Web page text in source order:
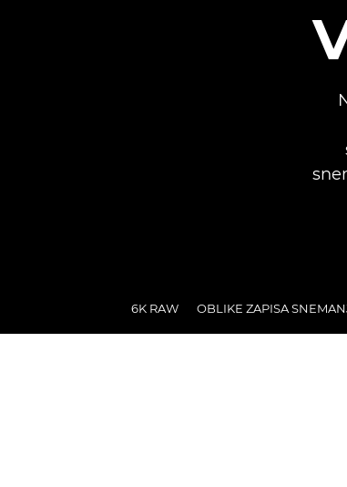
6K RAW OBLIKE ZAPISA